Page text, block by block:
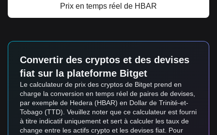
Prix en temps réel de HBAR
Convertir des cryptos et des devises
fiat sur la plateforme Bitget
Le calculateur de prix des cryptos de Bitget prend en
charge la conversion en temps réel de paires de devises,
par exemple de Hedera (HBAR) en Dollar de Trinité-et-
Tobago (TTD). Veuillez noter que ce calculateur est fourni
à titre indicatif uniquement et sert à calculer les taux de
change entre les actifs crypto et les devises fiat. Pour